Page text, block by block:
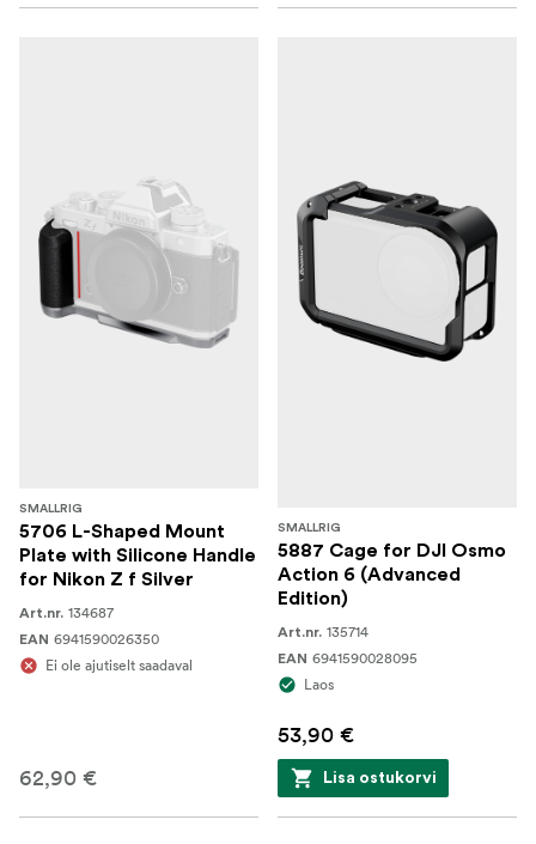
SMALLRIG
5706 L-Shaped Mount
Plate with Silicone Handle
for Nikon Z f Silver
Art.nr. 134687
EAN 6941590026350
Ei ole ajutiselt saadaval
62,90 €
SMALLRIG
5887 Cage for DJI Osmo
Action 6 (Advanced
Edition)
Art.nr. 135714
EAN 6941590028095
Laos
53,90 €
Lisa ostukorvi